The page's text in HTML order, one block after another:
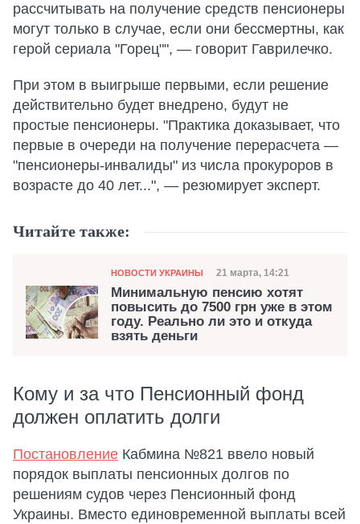
рассчитывать на получение средств пенсионеры
могут только в случае, если они бессмертны, как
герой сериала "Горец"", — говорит Гаврилечко.
При этом в выигрыше первыми, если решение
действительно будет внедрено, будут не
простые пенсионеры. "Практика доказывает, что
первые в очереди на получение перерасчета —
"пенсионеры-инвалиды" из числа прокуроров в
возрасте до 40 лет...", — резюмирует эксперт.
Читайте также:
Категория
НОВОСТИ УКРАИНЫ Дата публикации
21 марта, 14:21
Минимальную пенсию хотят
повысить до 7500 грн уже в этом
году. Реально ли это и откуда
взять деньги
Кому и за что Пенсионный фонд
должен оплатить долги
Постановление Кабмина №821 ввело новый
порядок выплаты пенсионных долгов по
решениям судов через Пенсионный фонд
Украины. Вместо единовременной выплаты всей